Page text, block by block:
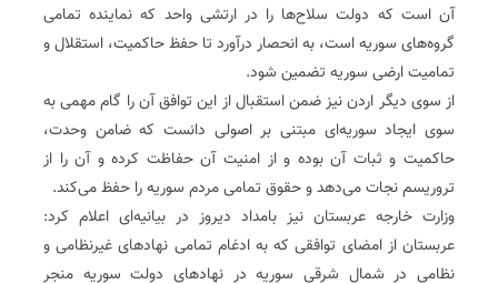
آن است که دولت سلاح‌ها را در ارتشی واحد که نماینده تمامی
گروه‌های سوریه است، به انحصار درآورد تا حفظ حاکمیت، استقلال و
تمامیت ارضی سوریه تضمین شود.
از سوی دیگر اردن نیز ضمن استقبال از این توافق آن را گام مهمی به
سوی ایجاد سوریه‌ای مبتنی بر اصولی دانست که ضامن وحدت،
حاکمیت و ثبات آن بوده و از امنیت آن حفاظت کرده و آن را از
تروریسم نجات می‌دهد و حقوق تمامی مردم سوریه را حفظ می‌کند.
وزارت خارجه عربستان نیز بامداد دیروز در بیانیه‌ای اعلام کرد:
عربستان از امضای توافقی که به ادغام تمامی نهادهای غیرنظامی و
نظامی در شمال شرقی سوریه در نهادهای دولت سوریه منجر